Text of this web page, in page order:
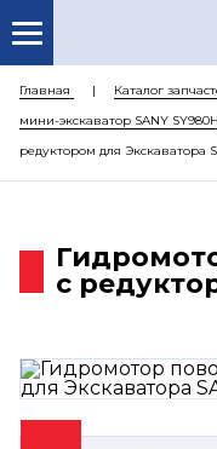
Главная Каталог
мини-экскаватор SANY SY980H
редуктором для Экскаватора
с